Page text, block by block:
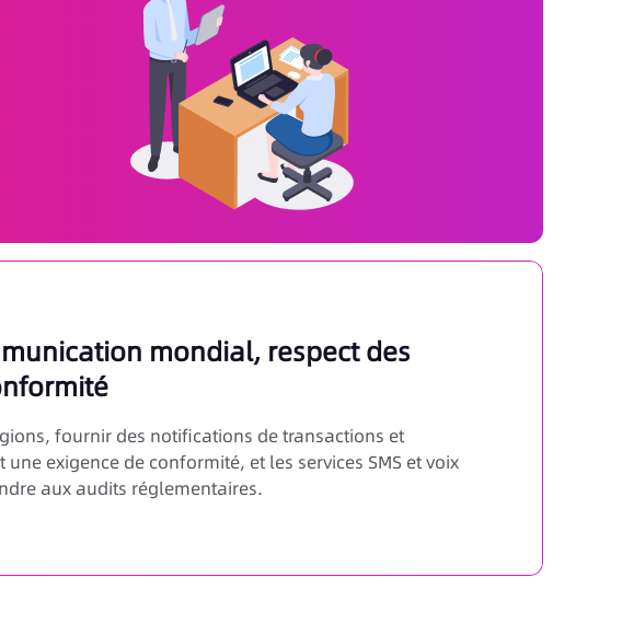
mondial, respect des
fournir des notifications de transactions et
exigence de conformité, et les services SMS et voix
aux audits réglementaires.